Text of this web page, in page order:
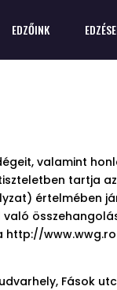
EDZŐINK
valamint
tartja
értelmében
Fások